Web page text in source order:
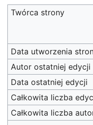
Twórca strony
Data utworzenia
Autor ostatniej edycji
Data ostatniej edycji
Całkowita liczba
Całkowita liczba